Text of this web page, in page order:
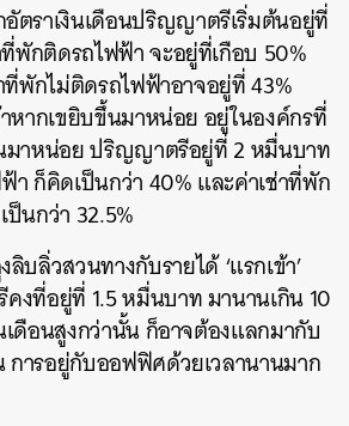
ตราเงินเดือนปริญญาตรีเริ่มต้นอยู่ที่
พักติดรถไฟฟ้า จะอยู่ที่เกือบ 50%
ที่พักไม่ติดรถไฟฟ้าอาจอยู่ที่43%
หากเขยิบขึ้นมาหน่อย อยู่ในองค์กรที่
มาหน่อย ปริญญาตรีอยู่ที่2 หมื่นบาท
า ก็คิดเป็นกว่า40%และค่าเช่าที่พัก
ป็นกว่า 32.5%
ลิบลิ่วสวนทางกับรายได้‘แรกเข้า’
คงที่อยู่ที่1.5 หมื่นบาท มานานเกิน10
ดือนสูงกว่านั้น ก็อาจต้องแลกมากับ
ารอยู่กับออฟฟิศด้วยเวลานานมาก